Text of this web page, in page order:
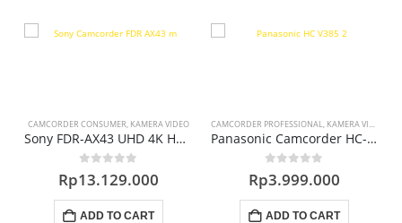
CAMCORDER CONSUMER, KAMERA VIDEO
Sony FDR-AX43 UHD 4K Handycam Camcorder
0 out of 5
Rp13.129.000
ADD TO CART
CAMCORDER PROFESSIONAL, KAMERA VIDEO
Panasonic Camcorder HC-V385GC-K
0out of 5
Rp3.999.000
ADD TO CART